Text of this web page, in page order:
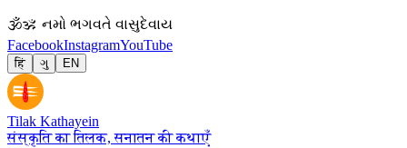
🕉ॐ નમો ભગવતે વાસુદેવાય
FacebookInstagramYouTube
हिं ગુ EN
Tilak Kathayein
संस्कृति का तिलक, सनातन की कथाएँ